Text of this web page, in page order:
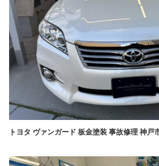
トヨタ ヴァンガード 板金塗装 事故修理 神戸